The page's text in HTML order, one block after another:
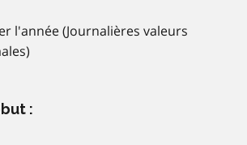
l'année (Journalières valeurs
: